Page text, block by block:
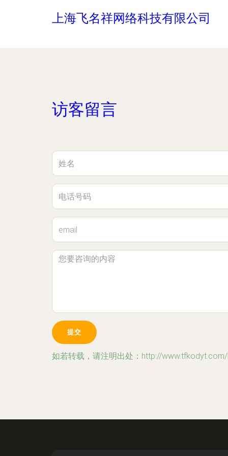
上海飞名祥网络科技有限公司
访客留言
如若转载，请注明出处：http://www.tfkodyt.com/